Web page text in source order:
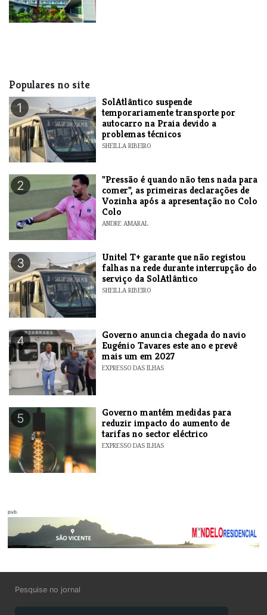
Populares no site
1
SolAtlântico suspende
temporariamente transporte por
autocarro na Praia devido a
problemas técnicos
SHEILLA RIBEIRO
2
"Pressão é quando não tens nada para
comer", as primeiras declarações de
Vozinha após a apresentação no Colo
Colo
ANDRE AMARAL
3
Unitel T+ garante que não registou
falhas na rede durante interrupção do
serviço da SolAtlântico
SHEILLA RIBEIRO
4
Governo anuncia chegada do navio
Eugénio Tavares este ano e prevê
mais um em 2027
EXPRESSO DAS ILHAS
5
Governo mantém medidas para
reduzir impacto do aumento de
tarifas no sector eléctrico
EXPRESSO DAS ILHAS
pub.
Pesquise no jornal